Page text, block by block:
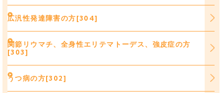
広汎性発達障害の方[304]
関節リウマチ、全身性エリテマトーデス、強皮症の方
[303]
うつ病の方[302]